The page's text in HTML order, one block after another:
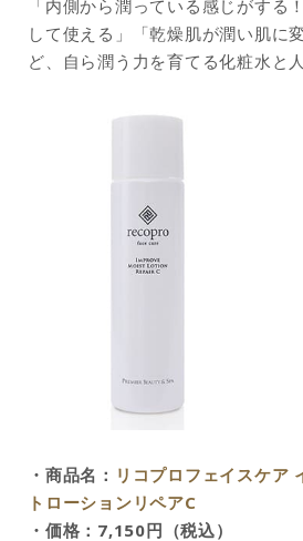
「内側から潤っている感じがする
して使える」「乾燥肌が潤い肌に
ど、自ら潤う力を育てる化粧水と
・商品名： リコプロフェイスケア
トローションリペアC
・価格：7,150円（税込）